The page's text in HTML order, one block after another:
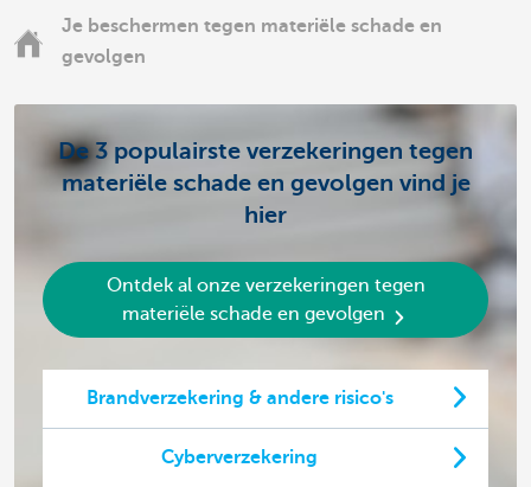
Je beschermen tegen materiële schade en
gevolgen
De 3 populairste verzekeringen tegen
materiële schade en gevolgen vind je
hier
Ontdek al onze verzekeringen tegen
materiële schade en gevolgen
Brandverzekering & andere risico's
Cyberverzekering